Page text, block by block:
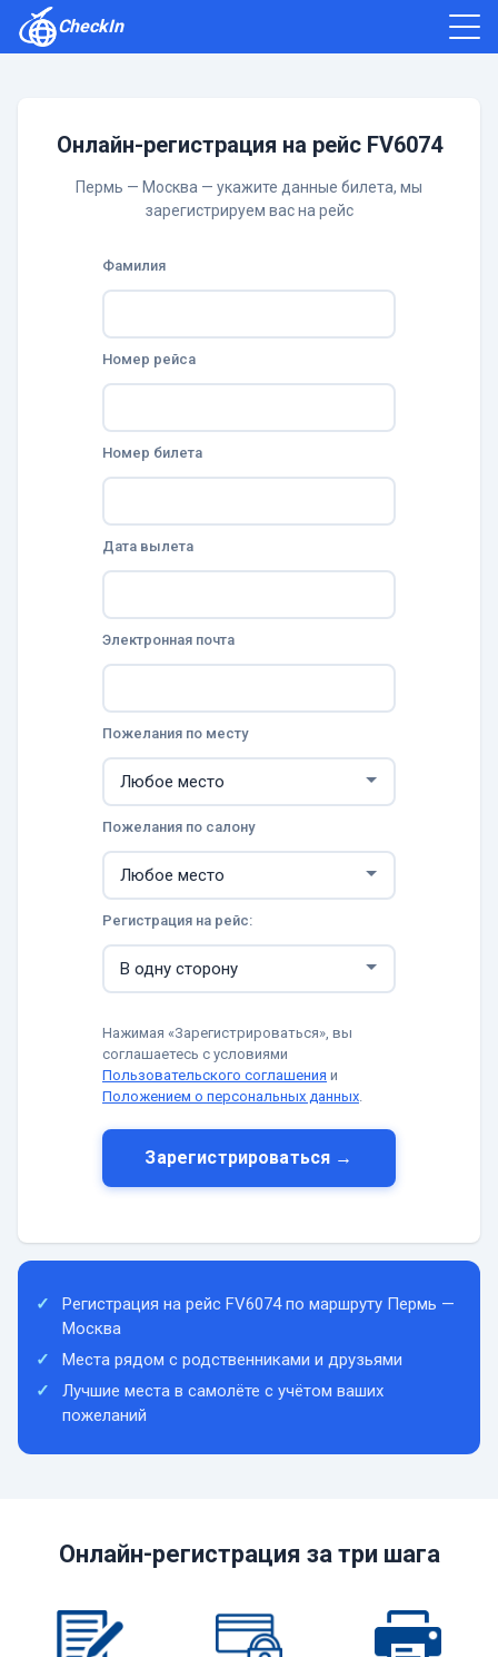
CheckIn
Онлайн-регистрация на рейс FV6074
Пермь — Москва — укажите данные билета, мы
зарегистрируем вас на рейс
Фамилия
Номер рейса
Номер билета
Дата вылета
Электронная почта
Пожелания по месту
Пожелания по салону
Регистрация на рейс:
Нажимая «Зарегистрироваться», вы
соглашаетесь с условиями
Пользовательского соглашения и
Положением о персональных данных.
Зарегистрироваться →
Регистрация на рейс FV6074 по маршруту Пермь —
Москва
Места рядом с родственниками и друзьями
Лучшие места в самолёте с учётом ваших
пожеланий
Онлайн-регистрация за три шага